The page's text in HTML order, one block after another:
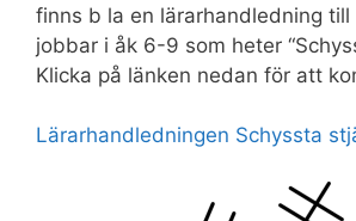
finns b la en lärarhandledning till
jobbar i åk 6-9 som heter
Klicka på länken nedan för att
Lärarhandledningen Schyssta